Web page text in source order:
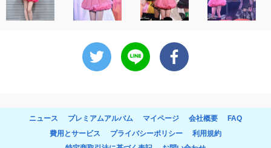
ニュース プレミアムアルバム マイページ 会社概要
FAQ
費用とサービス
プライバシーポリシー
利用規約